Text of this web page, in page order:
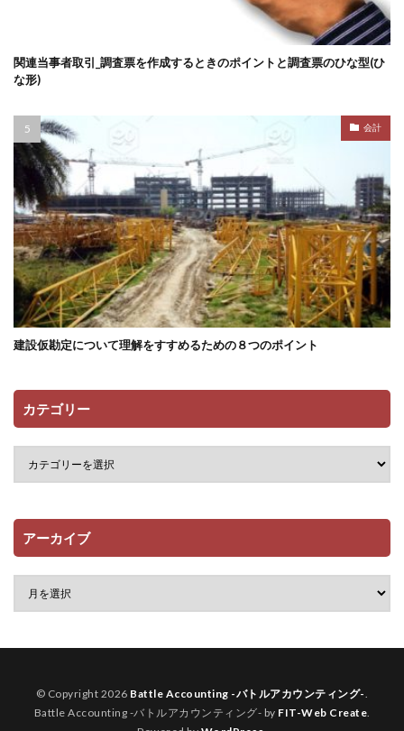
関連当事者取引_調査票を作成するときのポイントと調査票のひな型(ひ
な形)
会計
建設仮勘定について理解をすすめるための８つのポイント
カテゴリー
アーカイブ
© Copyright 2026 Battle Accounting -バトルアカウンティング-.
Battle Accounting -バトルアカウンティング- by FIT-Web Create.